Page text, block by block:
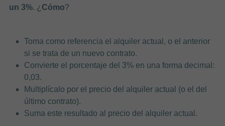
un 3%. ¿ Cómo?
Toma como referencia el alquiler actual, o el anterior
si se trata de un nuevo contrato.
Convierte el porcentaje del 3% en una forma decimal:
0,03.
Multiplícalo por el precio del alquiler actual (o el del
último contrato).
Suma este resultado al precio del alquiler actual.